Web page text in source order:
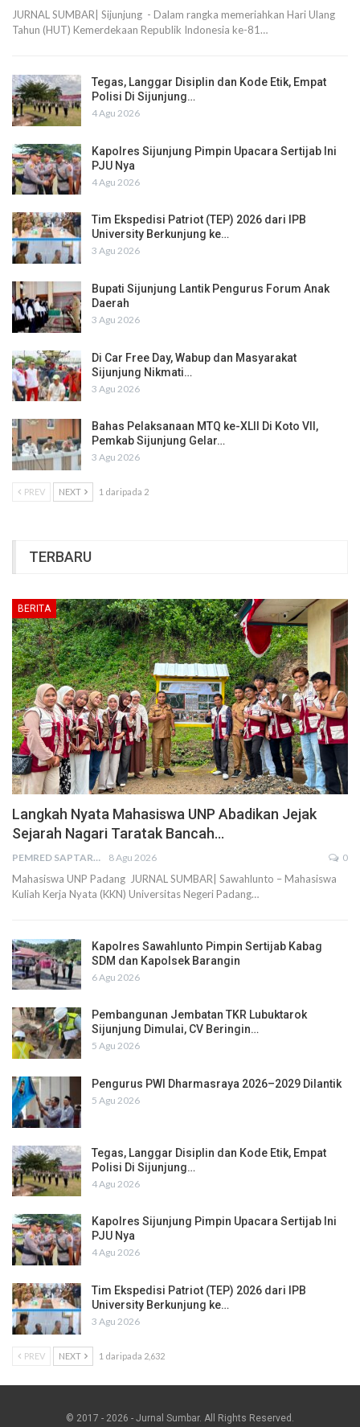
JURNAL SUMBAR| Sijunjung - Dalam rangka memeriahkan Hari Ulang
Tahun (HUT) Kemerdekaan Republik Indonesia ke-81…
Tegas, Langgar Disiplin dan Kode Etik, Empat
Polisi Di Sijunjung…
4 Agu 2026
Kapolres Sijunjung Pimpin Upacara Sertijab Ini
PJU Nya
4 Agu 2026
Tim Ekspedisi Patriot (TEP) 2026 dari IPB
University Berkunjung ke…
3 Agu 2026
Bupati Sijunjung Lantik Pengurus Forum Anak
Daerah
3 Agu 2026
Di Car Free Day, Wabup dan Masyarakat
Sijunjung Nikmati…
3 Agu 2026
Bahas Pelaksanaan MTQ ke-XLII Di Koto VII,
Pemkab Sijunjung Gelar…
3 Agu 2026
PREV NEXT 1 daripada 2
TERBARU
BERITA
Langkah Nyata Mahasiswa UNP Abadikan Jejak
Sejarah Nagari Taratak Bancah…
PEMRED SAPTARIUS 8 Agu 2026 0
Mahasiswa UNP Padang JURNAL SUMBAR| Sawahlunto – Mahasiswa
Kuliah Kerja Nyata (KKN) Universitas Negeri Padang…
Kapolres Sawahlunto Pimpin Sertijab Kabag
SDM dan Kapolsek Barangin
6 Agu 2026
Pembangunan Jembatan TKR Lubuktarok
Sijunjung Dimulai, CV Beringin…
5 Agu 2026
Pengurus PWI Dharmasraya 2026–2029 Dilantik
5 Agu 2026
Tegas, Langgar Disiplin dan Kode Etik, Empat
Polisi Di Sijunjung…
4 Agu 2026
Kapolres Sijunjung Pimpin Upacara Sertijab Ini
PJU Nya
4 Agu 2026
Tim Ekspedisi Patriot (TEP) 2026 dari IPB
University Berkunjung ke…
3 Agu 2026
PREV NEXT 1 daripada 2,632
© 2017 - 2026 - Jurnal Sumbar. All Rights Reserved.